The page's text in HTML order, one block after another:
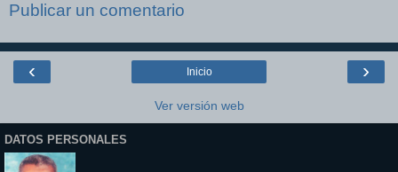
Publicar un comentario
‹ ›
Inicio
Ver versión web
DATOS PERSONALES